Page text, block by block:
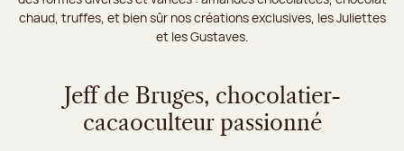
chaud, truffes, et bien sûr nos créations exclusives, les Juliettes
et les Gustaves.
Jeff de Bruges, chocolatier-
cacaoculteur passionné